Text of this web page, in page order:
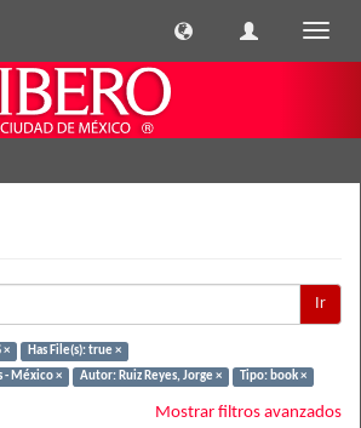
Ir
×
Has File(s): true ×
- México ×
Autor: Ruiz Reyes, Jorge × Tipo: book ×
Mostrar filtros avanzados